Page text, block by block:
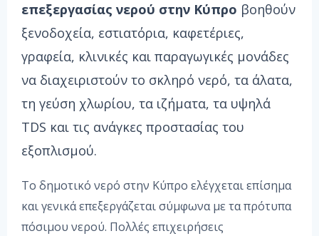
επεξεργασίας νερού στην Κύπρο βοηθούν
ξενοδοχεία, εστιατόρια, καφετέριες,
γραφεία, κλινικές και παραγωγικές μονάδες
να διαχειριστούν το σκληρό νερό, τα άλατα,
τη γεύση χλωρίου, τα ιζήματα, τα υψηλά
TDS και τις ανάγκες προστασίας του
εξοπλισμού.
Το δημοτικό νερό στην Κύπρο ελέγχεται επίσημα
και γενικά επεξεργάζεται σύμφωνα με τα πρότυπα
πόσιμου νερού. Πολλές επιχειρήσεις